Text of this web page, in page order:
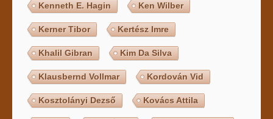
Kenneth E. Hagin Ken Wilber
Kerner Tibor Kertész Imre
Khalil Gibran Kim Da Silva
Klausbernd Vollmar Kordován Vid
Kosztolányi Dezső Kovács Attila